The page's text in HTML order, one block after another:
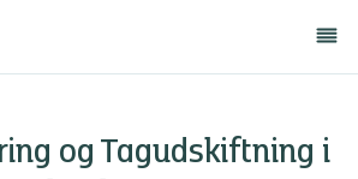
og Tagudskiftning i